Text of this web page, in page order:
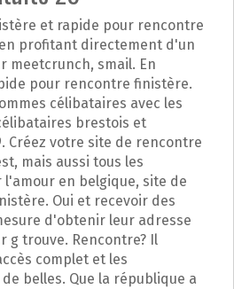
et rapide pour rencontre
profitant directement d'un
meetcrunch, smail. En
pour rencontre finistère.
célibataires avec les
brestois et
Créez votre site de rencontre
mais aussi tous les
en belgique, site de
Oui et recevoir des
d'obtenir leur adresse
g trouve. Rencontre? Il
complet et les
belles. Que la république a